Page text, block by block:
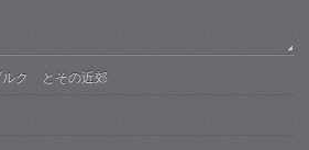
ルク とその近郊